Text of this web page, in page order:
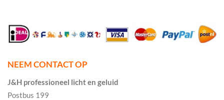
NEEM CONTACT OP
J&H professioneel licht en geluid
Postbus 199